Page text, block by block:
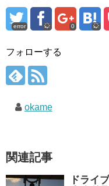
error 0
フォローする
okame
関連記事
ドライ